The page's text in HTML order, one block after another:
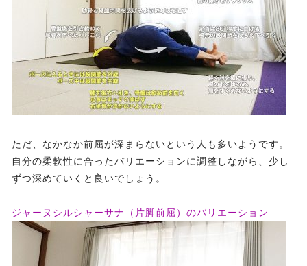
ただ、なかなか前屈が深まらないという人も多いようです。
自分の柔軟性に合ったバリエーションに調整しながら、少し
ずつ深めていくと良いでしょう。
ジャーヌシルシャーサナ（片脚前屈）のバリエーション